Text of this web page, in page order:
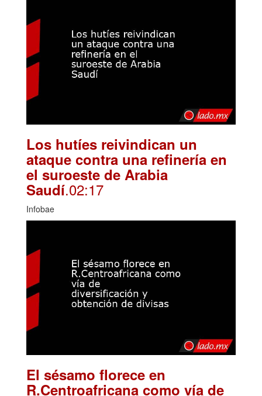
Los hutíes reivindican un
ataque contra una refinería en
el suroeste de Arabia
Saudí.02:17
Infobae
El sésamo florece en
R.Centroafricana como vía de